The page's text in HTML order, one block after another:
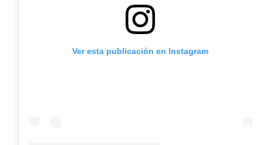
Ver esta publicación en Instagram